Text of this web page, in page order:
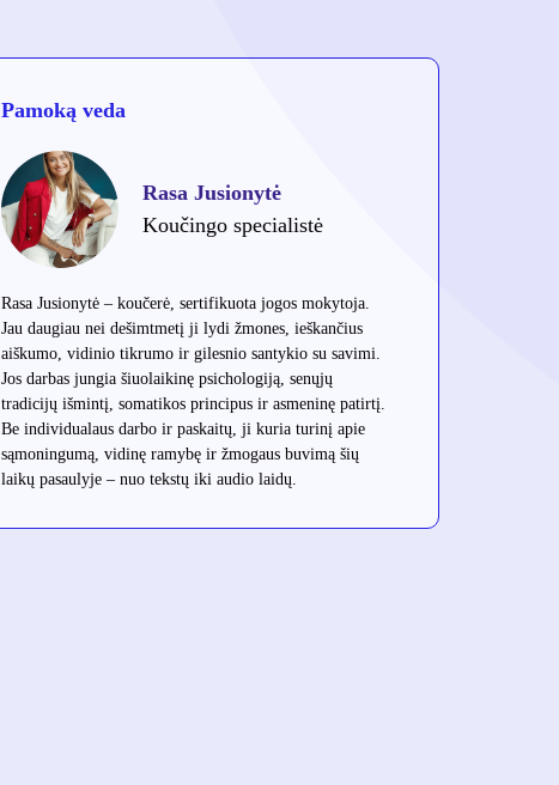
Pamoką veda
Rasa Jusionytė
Koučingo specialistė
Rasa Jusionytė – koučerė, sertifikuota jogos mokytoja.
Jau daugiau nei dešimtmetį ji lydi žmones, ieškančius
aiškumo, vidinio tikrumo ir gilesnio santykio su savimi.
Jos darbas jungia šiuolaikinę psichologiją, senųjų
tradicijų išmintį, somatikos principus ir asmeninę patirtį.
Be individualaus darbo ir paskaitų, ji kuria turinį apie
sąmoningumą, vidinę ramybę ir žmogaus buvimą šių
laikų pasaulyje – nuo tekstų iki audio laidų.